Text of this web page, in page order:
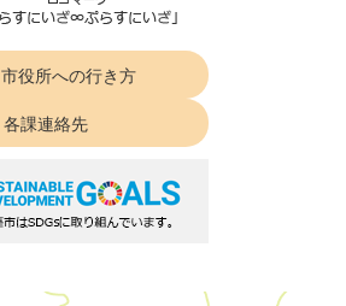
市役所への行き方
各課連絡先